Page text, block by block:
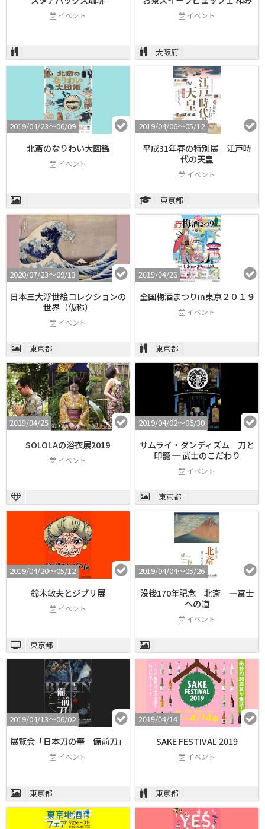
イベント イベント
大阪府
2019/04/23〜06/09
北斎のなりわい大図鑑
イベント
2019/04/06〜05/12
平成31年春の特別展 江戸時
代の天皇
イベント
東京都
2020/07/23〜09/13
日本三大浮世絵コレクションの
世界（仮称）
イベント
東京都
2019/04/26
全国梅酒まつりin東京２０１９
イベント
東京都
2019/04/25
SOLOLAの浴衣展2019
イベント
2019/04/02〜06/30
サムライ・ダンディズム 刀と
印籠 ─ 武士のこだわり
イベント
東京都
2019/04/20〜05/12
鈴木敏夫とジブリ展
イベント
東京都
2019/04/04〜05/26
没後170年記念 北斎 ―富士
への道
イベント
2019/04/13〜06/02
展覧会「日本刀の華 備前刀」
イベント
東京都
2019/04/14
SAKE FESTIVAL 2019
イベント
東京都